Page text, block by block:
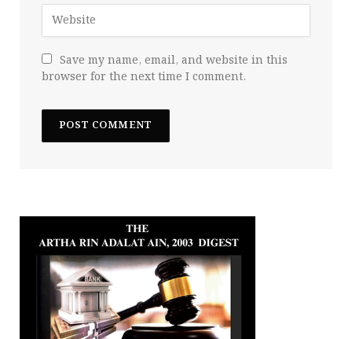
Save my name, email, and website in this
browser for the next time I comment.